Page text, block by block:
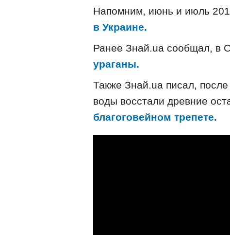
Напомним, июнь и июль
в Украине.
Ранее Знай.ua сообщал, в
ураганы.
Также Знай.ua писал, п
воды восстали древние
благоговейном трепете.